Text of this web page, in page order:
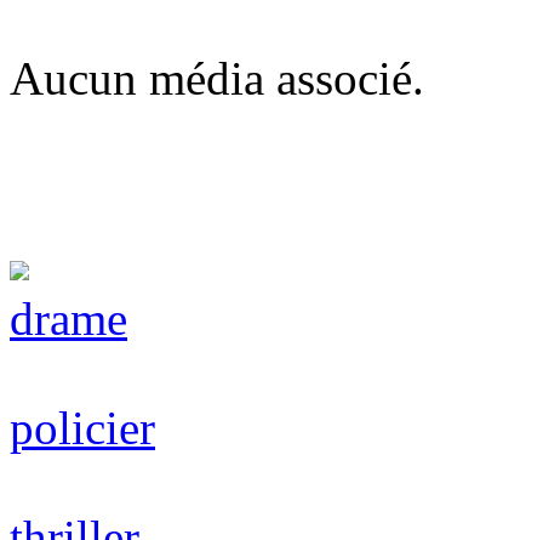
Aucun média associé.
drame
policier